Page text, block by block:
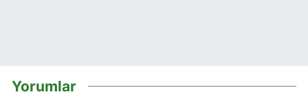
Yorumlar